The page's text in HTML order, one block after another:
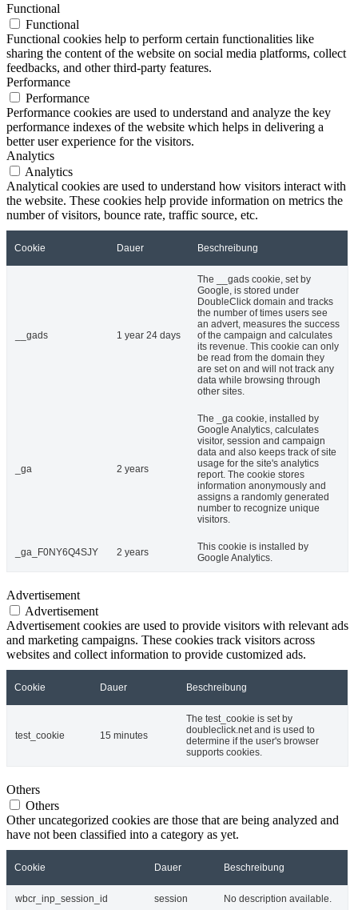
Functional
Functional
Functional cookies help to perform certain functionalities like
sharing the content of the website on social media platforms, collect
feedbacks, and other third-party features.
Performance
Performance
Performance cookies are used to understand and analyze the key
performance indexes of the website which helps in delivering a
better user experience for the visitors.
Analytics
Analytics
Analytical cookies are used to understand how visitors interact with
the website. These cookies help provide information on metrics the
number of visitors, bounce rate, traffic source, etc.
Cookie Dauer Beschreibung
__gads 1 year 24 days
The __gads cookie, set by
Google, is stored under
DoubleClick domain and tracks
the number of times users see
an advert, measures the success
of the campaign and calculates
its revenue. This cookie can only
be read from the domain they
are set on and will not track any
data while browsing through
other sites.
_ga 2 years
The _ga cookie, installed by
Google Analytics, calculates
visitor, session and campaign
data and also keeps track of site
usage for the site's analytics
report. The cookie stores
information anonymously and
assigns a randomly generated
number to recognize unique
visitors.
_ga_F0NY6Q4SJY 2 years
This cookie is installed by
Google Analytics.
Advertisement
Advertisement
Advertisement cookies are used to provide visitors with relevant ads
and marketing campaigns. These cookies track visitors across
websites and collect information to provide customized ads.
Cookie Dauer Beschreibung
test_cookie 15 minutes
The test_cookie is set by
doubleclick.net and is used to
determine if the user's browser
supports cookies.
Others
Others
Other uncategorized cookies are those that are being analyzed and
have not been classified into a category as yet.
Cookie Dauer Beschreibung
wbcr_inp_session_id session No description available.